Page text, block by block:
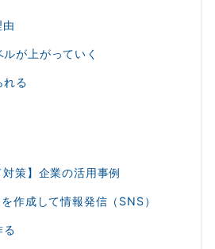
が上がっていく
れる
対策】企業の活用事例
作成して情報発信（SNS）
る